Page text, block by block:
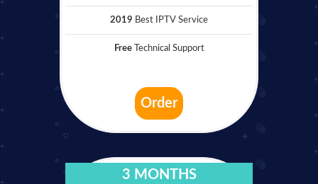
2019 Best IPTV Service
FreeTechnical Support
Order
3 MONTHS